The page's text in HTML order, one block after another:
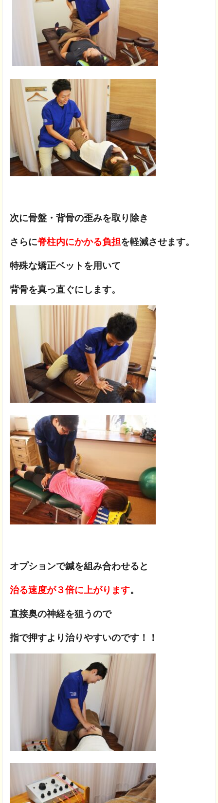
次に骨盤・背骨の歪みを取り除き
さらに脊柱内にかかる負担を軽減させます。
特殊な矯正ベットを用いて
背骨を真っ直ぐにします。
オプションで鍼を組み合わせると
治る速度が３倍に上がります。
直接奥の神経を狙うので
指で押すより治りやすいのです！！